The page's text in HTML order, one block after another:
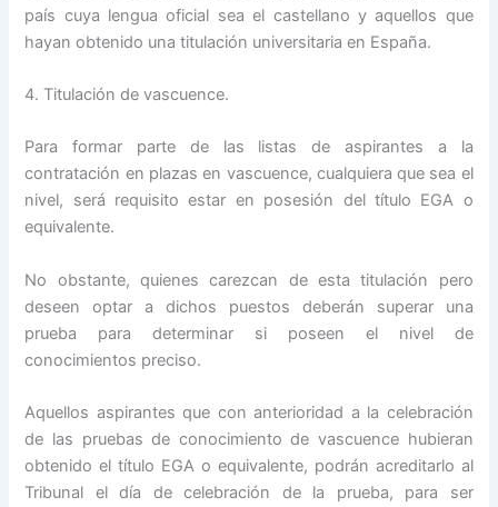
país cuya lengua oficial sea el castellano y aquellos que
hayan obtenido una titulación universitaria en España.
4. Titulación de vascuence.
Para formar parte de las listas de aspirantes a la
contratación en plazas en vascuence, cualquiera que sea el
nivel, será requisito estar en posesión del título EGA o
equivalente.
No obstante, quienes carezcan de esta titulación pero
deseen optar a dichos puestos deberán superar una
prueba para determinar si poseen el nivel de
conocimientos preciso.
Aquellos aspirantes que con anterioridad a la celebración
de las pruebas de conocimiento de vascuence hubieran
obtenido el título EGA o equivalente, podrán acreditarlo al
Tribunal el día de celebración de la prueba, para ser